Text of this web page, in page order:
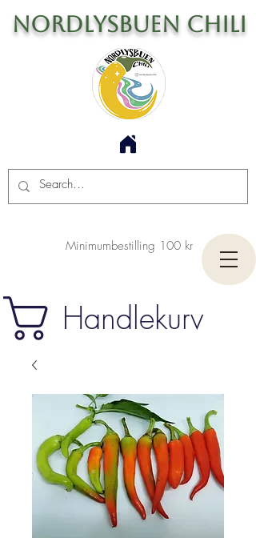
Handlekurv
Minimumbestilling 100 kr
Nordlysbuen Chili